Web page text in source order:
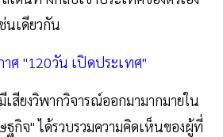
นเดียวกัน
ศ "120วัน เปิดประเทศ"
สียงวิพากวิจารณ์ออกมามากมายใน
ฐกิจ" ได้รวบรวมความคิดเห็นของผู้ที่